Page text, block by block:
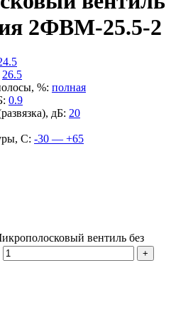
2ФВМ-25.5-2
26.5
%: полная
: 0.9
дБ: 20
С: -30 — +65
вентиль без